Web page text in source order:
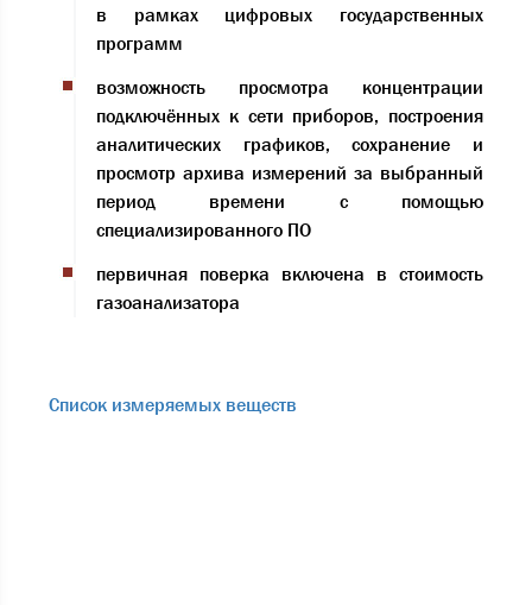
в рамках цифровых государственных
программ
возможность просмотра концентрации
подключённых к сети приборов, построения
аналитических графиков, сохранение и
просмотр архива измерений за выбранный
период времени с помощью
специализированного ПО
первичная поверка включена в стоимость
газоанализатора
Список измеряемых веществ